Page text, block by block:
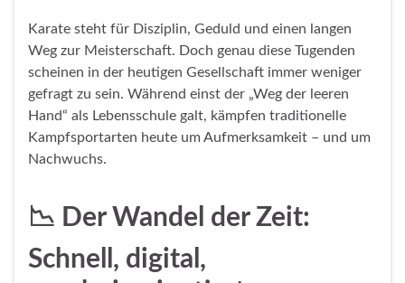
Karate steht für Disziplin, Geduld und einen langen
Weg zur Meisterschaft. Doch genau diese Tugenden
scheinen in der heutigen Gesellschaft immer weniger
gefragt zu sein. Während einst der „Weg der leeren
Hand“ als Lebensschule galt, kämpfen traditionelle
Kampfsportarten heute um Aufmerksamkeit – und um
Nachwuchs.
📉 Der Wandel der Zeit:
Schnell, digital,